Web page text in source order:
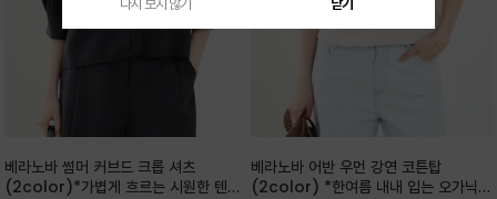
베라노바 썸머 커브드 크롭 셔츠
(2color)*가볍게 흐르는 시원한 텐셀
베라노바 어반 우먼 강연 코튼탑
(2color) *한여름 내내 입는 오가닉